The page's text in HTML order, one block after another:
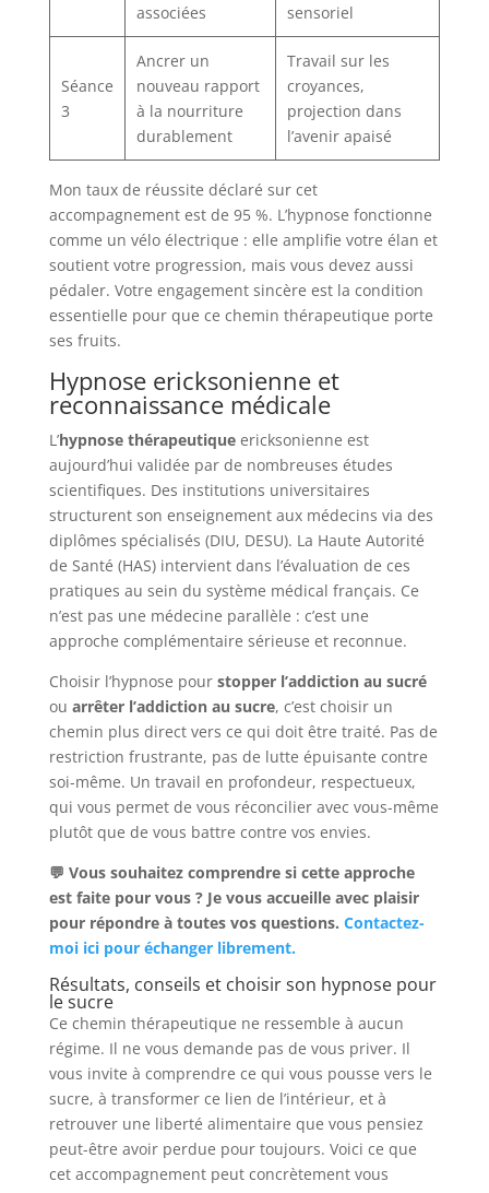
associées
sensoriel
Séance
3
Ancrer un
nouveau rapport
à la nourriture
durablement
Travail sur les
croyances,
projection dans
l’avenir apaisé
Mon taux de réussite déclaré sur cet
accompagnement est de 95 %. L’hypnose fonctionne
comme un vélo électrique : elle amplifie votre élan et
soutient votre progression, mais vous devez aussi
pédaler. Votre engagement sincère est la condition
essentielle pour que ce chemin thérapeutique porte
ses fruits.
Hypnose ericksonienne et
reconnaissance médicale
L’hypnose thérapeutiqueericksonienne est
aujourd’hui validée par de nombreuses études
scientifiques. Des institutions universitaires
structurent son enseignement aux médecins via des
diplômes spécialisés (DIU, DESU). La Haute Autorité
de Santé (HAS) intervient dans l’évaluation de ces
pratiques au sein du système médical français. Ce
n’est pas une médecine parallèle : c’est une
approche complémentaire sérieuse et reconnue.
Choisir l’hypnose pour stopper l’addiction au sucré
ou arrêter l’addiction au sucre, c’est choisir un
chemin plus direct vers ce qui doit être traité. Pas de
restriction frustrante, pas de lutte épuisante contre
soi-même. Un travail en profondeur, respectueux,
qui vous permet de vous réconcilier avec vous-même
plutôt que de vous battre contre vos envies.
💬 Vous souhaitez comprendre si cette approche
est faite pour vous ? Je vous accueille avec plaisir
pour répondre à toutes vos questions. Contactez-
moi ici pour échanger librement.
Résultats, conseils et choisir son hypnose pour
le sucre
Ce chemin thérapeutique ne ressemble à aucun
régime. Il ne vous demande pas de vous priver. Il
vous invite à comprendre ce qui vous pousse vers le
sucre, à transformer ce lien de l’intérieur, et à
retrouver une liberté alimentaire que vous pensiez
peut-être avoir perdue pour toujours. Voici ce que
cet accompagnement peut concrètement vous